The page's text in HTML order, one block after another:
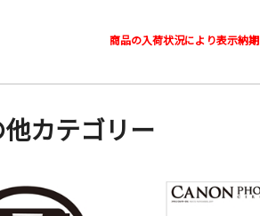
商品の入荷状況により表示納
カテゴリー